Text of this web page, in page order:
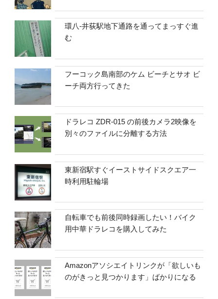
環八-井荻駅地下通路を通ってまっすぐ進
む
フーコック島南部のケム ビーチとサオ ビ
ーチ両方行ってきた
ドラレコ ZDR-015 の前後カメラ2映像を
別々のファイルに分離する方法
東新宿駅すぐイーストサイドスクエア一
時利用駐輪場
自転車でも前後同時録画したい！バイク
用中華ドラレコを購入してみた
Amazonアソシエイトリンクが「欲しいも
のがきっと見つかります」ばかりになる